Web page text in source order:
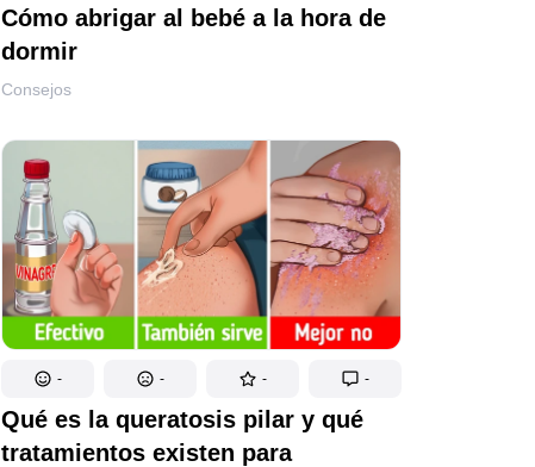
Cómo abrigar al bebé a la hora de
dormir
Consejos
- - - -
Qué es la queratosis pilar y qué
tratamientos existen para